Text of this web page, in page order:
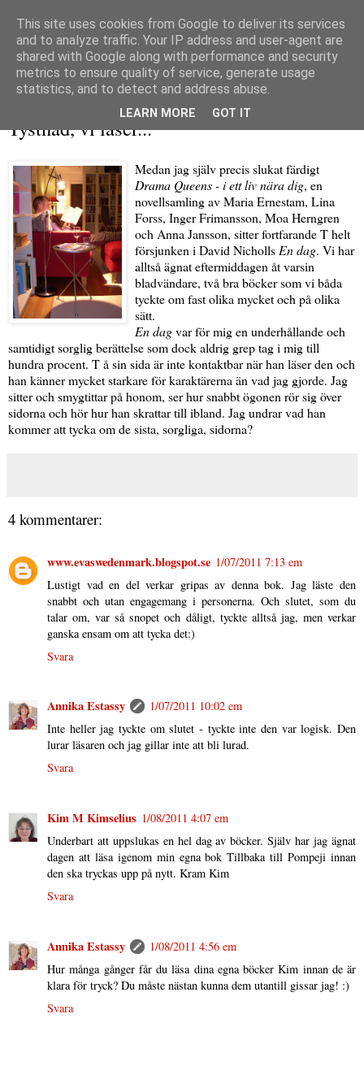
Tystnad, vi läser...
Medan jag själv precis slukat färdigt
Drama Queens - i ett liv nära dig, en
novellsamling av Maria Ernestam, Lina
Forss, Inger Frimansson, Moa Herngren
och Anna Jansson, sitter fortfarande T helt
försjunken i David Nicholls En dag. Vi har
alltså ägnat eftermiddagen åt varsin
bladvändare, två bra böcker som vi båda
tyckte om fast olika mycket och på olika
sätt.
En dagvar för mig en underhållande och
samtidigt sorglig berättelse som dock aldrig grep tag i mig till
hundra procent. T å sin sida är inte kontaktbar när han läser den och
han känner mycket starkare för karaktärerna än vad jag gjorde. Jag
sitter och smygtittar på honom, ser hur snabbt ögonen rör sig över
sidorna och hör hur han skrattar till ibland. Jag undrar vad han
kommer att tycka om de sista, sorgliga, sidorna?
4 kommentarer:
www.evaswedenmark.blogspot.se 1/07/2011 7:13 em
Lustigt vad en del verkar gripas av denna bok. Jag läste den
snabbt och utan engagemang i personerna. Och slutet, som du
talar om, var så snopet och dåligt, tyckte alltså jag, men verkar
ganska ensam om att tycka det:)
Svara
Annika Estassy
1/07/2011 10:02 em
Inte heller jag tyckte om slutet - tyckte inte den var logisk. Den
lurar läsaren och jag gillar inte att bli lurad.
Svara
Kim M Kimselius 1/08/2011 4:07 em
Underbart att uppslukas en hel dag av böcker. Själv har jag ägnat
dagen att läsa igenom min egna bok Tillbaka till Pompeji innan
den ska tryckas upp på nytt. Kram Kim
Svara
Annika Estassy
1/08/2011 4:56 em
Hur många gånger får du läsa dina egna böcker Kim innan de är
klara för tryck? Du måste nästan kunna dem utantill gissar jag! :)
Svara
This site uses cookies from Google to deliver its services
and to analyze traffic. Your IP address and user-agent are
shared with Google along with performance and security
metrics to ensure quality of service, generate usage
statistics, and to detect and address abuse.
LEARN MORE GOT IT